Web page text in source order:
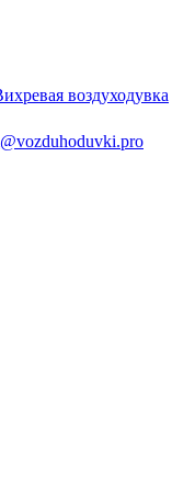
воздуходувка